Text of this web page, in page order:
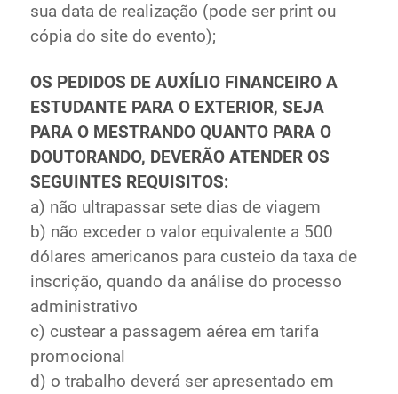
sua data de realização (pode ser print ou
cópia do site do evento);
OS PEDIDOS DE AUXÍLIO FINANCEIRO A
ESTUDANTE PARA O EXTERIOR, SEJA
PARA O MESTRANDO QUANTO PARA O
DOUTORANDO, DEVERÃO ATENDER OS
SEGUINTES REQUISITOS:
a) não ultrapassar sete dias de viagem
b) não exceder o valor equivalente a 500
dólares americanos para custeio da taxa de
inscrição, quando da análise do processo
administrativo
c) custear a passagem aérea em tarifa
promocional
d) o trabalho deverá ser apresentado em